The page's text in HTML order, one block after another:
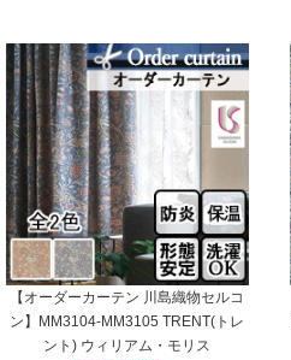
【オーダーカーテン 川島織物セルコ
ン】MM3104-MM3105 TRENT(トレ
ント) ウィリアム・モリス